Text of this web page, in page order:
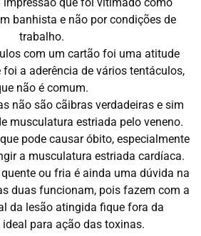
banhista e não por condições de
trabalho.
com um cartão foi uma atitude
foi a aderência de vários tentáculos,
não é comum.
não são cãibras verdadeiras e sim
musculatura estriada pelo veneno.
pode causar óbito, especialmente
a musculatura estriada cardíaca.
ou fria é ainda uma dúvida na
duas funcionam, pois fazem com a
da lesão atingida fique fora da
para ação das toxinas.